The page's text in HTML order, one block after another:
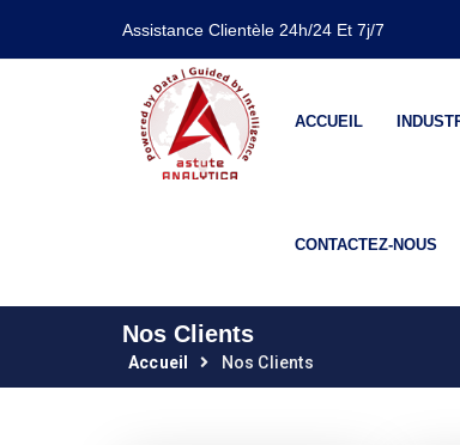
Assistance Clientèle 24h/24 Et 7j/7
ACCUEIL
CONTACTEZ-NOUS
Nos Clients
Accueil Nos Clients